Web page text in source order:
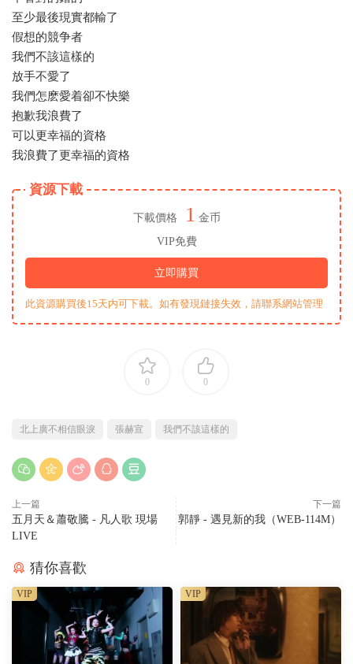
至少最後現實都輸了
假想的競争者
我們不該這樣的
放手不愛了
我們怎麽愛着卻不快樂
抱歉我浪費了
可以更幸福的資格
我浪費了更幸福的資格
資源下載
下載價格 1 金币
VIP免費
立即購買
此資源購買後15天内可下載。如有發現鏈接失效，請聯系網站管理
0 0
北上廣不相信眼淚 張赫宣 我們不該這樣的
上一篇
五月天＆蕭敬騰 - 凡人歌 現場
LIVE
下一篇
郭靜 - 遇見新的我（WEB-114M）
猜你喜歡
VIP VIP